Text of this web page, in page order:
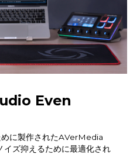
Even
に製作されたAVerMedia
ズ抑えるために最適化され